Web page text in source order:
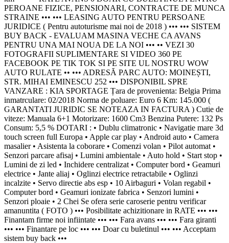
PEROANE FIZICE, PENSIONARI, CONTRACTE DE MUNCA
STRAINE ••• ••• LEASING AUTO PENTRU PERSOANE
JURIDICE ( Pentru autoturisme mai noi de 2018 ) ••• ••• SISTEM
BUY BACK - EVALUAM MASINA VECHE CA AVANS
PENTRU UNA MAI NOUA DE LA NOI ••• •• VEZI 30
FOTOGRAFII SUPLIMENTARE SI VIDEO 360 PE
FACEBOOK PE TIK TOK SI PE SITE UL NOSTRU WOW
AUTO RULATE •• ••• ADRESĂ PARC AUTO: MOINEȘTI,
STR. MIHAI EMINESCU 252 ••• DISPONIBIL SPRE
VANZARE : KIA SPORTAGE Țara de provenienta: Belgia Prima
inmatrculare: 02/2018 Norma de poluare: Euro 6 Km: 145.000 (
GARANTATI JURIDIC SE NOTEAZA IN FACTURA ) Cutie de
viteze: Manuala 6+1 Motorizare: 1600 Cm3 Benzina Putere: 132 Ps
Consum: 5,5 % DOTARI : • Dublu climatronic • Navigatie mare 3d
touch screen full Europa • Apple car play • Android auto • Camera
masalier • Asistenta la coborare • Comenzi volan • Pilot automat •
Senzori parcare afisaj • Lumini ambientale • Auto hold • Start stop •
Lumini de zi led • Inchidere centralizat • Computer bord • Geamuri
electrice • Jante aliaj • Oglinzi electrice retractabile • Oglinzi
incalzite • Servo directie abs esp • 10 Airbaguri • Volan regabil •
Computer bord • Geamuri ionizate fabrica • Senzori lumini •
Senzori ploaie • 2 Chei Se ofera serie caroserie pentru verificar
amanuntita ( FOTO ) ••• Posibilitate achizitionare in RATE ••• •••
Finantam firme noi infiintate ••• ••• Fara avans ••• ••• Fara giranti
••• ••• Finantare pe loc ••• ••• Doar cu buletinul ••• ••• Acceptam
sistem buy back •••